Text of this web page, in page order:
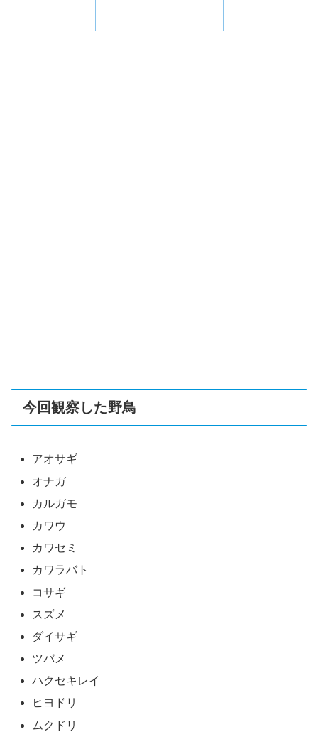
今回観察した野鳥
アオサギ
オナガ
カルガモ
カワウ
カワセミ
カワラバト
コサギ
スズメ
ダイサギ
ツバメ
ハクセキレイ
ヒヨドリ
ムクドリ